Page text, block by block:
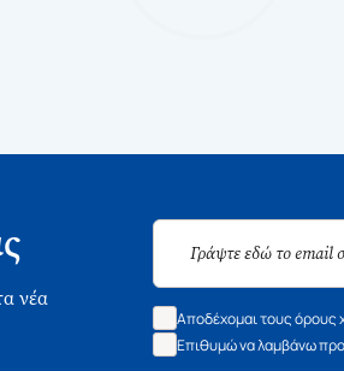
νέα
Αποδέχομαι τους όρους
Επιθυμώ να λαμβάνω